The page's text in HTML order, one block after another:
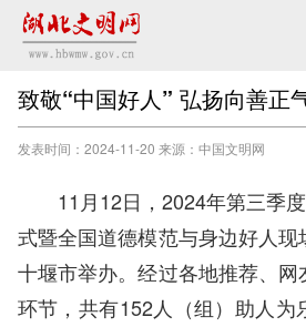
致敬“中国好人” 弘扬向善正
发表时间：2024-11-20 来源：中国文明网
11月12日，2024年第三季
式暨全国道德模范与身边好人
十堰市举办。经过各地推荐、
环节，共有152人（组）助人为